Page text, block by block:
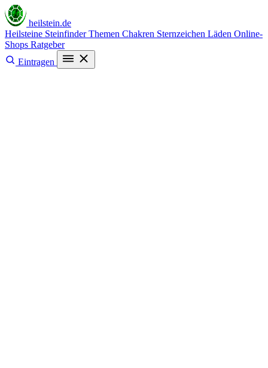
heilstein.de
Heilsteine SteinfinderThemen Chakren Sternzeichen Läden Online-
Shops Ratgeber
Eintragen